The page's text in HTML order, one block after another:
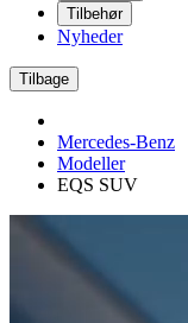
Tilbehør
Nyheder
Tilbage
Mercedes-Benz
Modeller
EQS SUV